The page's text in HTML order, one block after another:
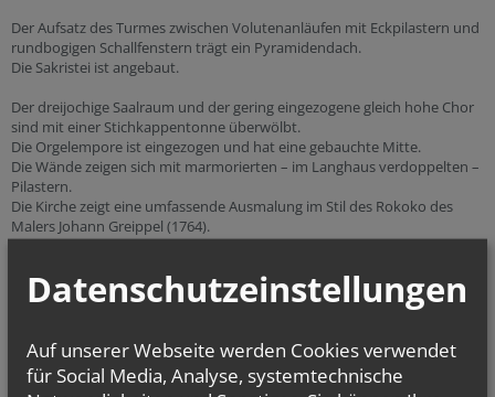
Der Aufsatz des Turmes zwischen Volutenanläufen mit Eckpilastern und
rundbogigen Schallfenstern trägt ein Pyramidendach.
Die Sakristei ist angebaut.
Der dreijochige Saalraum und der gering eingezogene gleich hohe Chor
sind mit einer Stichkappentonne überwölbt.
Die Orgelempore ist eingezogen und hat eine gebauchte Mitte.
Die Wände zeigen sich mit marmorierten – im Langhaus verdoppelten –
Pilastern.
Die Kirche zeigt eine umfassende Ausmalung im Stil des Rokoko des
Malers Johann Greippel (1764).
Das Langhaus zeigt die Berufung der Söhne des Zebedäus und
Grisaillebüsten Peter und Paul, der Chor zeigt Engel in einer
Scheinkuppel.
Die Pfarre liegt im Vikariat Unter dem Manhartsbergund imDekanat
Stockerau
Datenschutzeinstellungen
Auf unserer Webseite werden Cookies verwendet
für Social Media, Analyse, systemtechnische